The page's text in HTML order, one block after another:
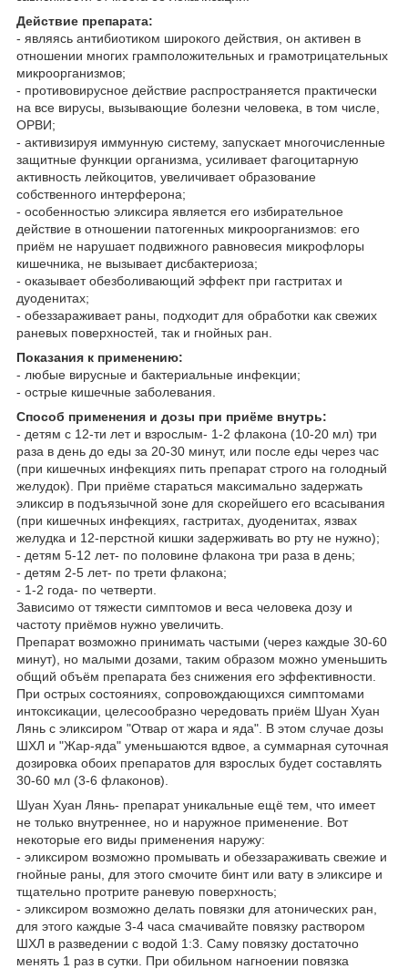
Действие препарата:
- являясь антибиотиком широкого действия, он активен в
отношении многих грамположительных и грамотрицательных
микроорганизмов;
- противовирусное действие распространяется практически
на все вирусы, вызывающие болезни человека, в том числе,
ОРВИ;
- активизируя иммунную систему, запускает многочисленные
защитные функции организма, усиливает фагоцитарную
активность лейкоцитов, увеличивает образование
собственного интерферона;
- особенностью эликсира является его избирательное
действие в отношении патогенных микроорганизмов: его
приём не нарушает подвижного равновесия микрофлоры
кишечника, не вызывает дисбактериоза;
- оказывает обезболивающий эффект при гастритах и
дуоденитах;
- обеззараживает раны, подходит для обработки как свежих
раневых поверхностей, так и гнойных ран.
Показания к применению:
- любые вирусные и бактериальные инфекции;
- острые кишечные заболевания.
Способ применения и дозы при приёме внутрь:
- детям с 12-ти лет и взрослым- 1-2 флакона (10-20 мл) три
раза в день до еды за 20-30 минут, или после еды через час
(при кишечных инфекциях пить препарат строго на голодный
желудок). При приёме стараться максимально задержать
эликсир в подъязычной зоне для скорейшего его всасывания
(при кишечных инфекциях, гастритах, дуоденитах, язвах
желудка и 12-перстной кишки задерживать во рту не нужно);
- детям 5-12 лет- по половине флакона три раза в день;
- детям 2-5 лет- по трети флакона;
- 1-2 года- по четверти.
Зависимо от тяжести симптомов и веса человека дозу и
частоту приёмов нужно увеличить.
Препарат возможно принимать частыми (через каждые 30-60
минут), но малыми дозами, таким образом можно уменьшить
общий объём препарата без снижения его эффективности.
При острых состояниях, сопровождающихся симптомами
интоксикации, целесообразно чередовать приём Шуан Хуан
Лянь с эликсиром "Отвар от жара и яда". В этом случае дозы
ШХЛ и "Жар-яда" уменьшаются вдвое, а суммарная суточная
дозировка обоих препаратов для взрослых будет составлять
30-60 мл (3-6 флаконов).
Шуан Хуан Лянь- препарат уникальные ещё тем, что имеет
не только внутреннее, но и наружное применение. Вот
некоторые его виды применения наружу:
- эликсиром возможно промывать и обеззараживать свежие и
гнойные раны, для этого смочите бинт или вату в эликсире и
тщательно протрите раневую поверхность;
- эликсиром возможно делать повязки для атонических ран,
для этого каждые 3-4 часа смачивайте повязку раствором
ШХЛ в разведении с водой 1:3. Саму повязку достаточно
менять 1 раз в сутки. При обильном нагноении повязка